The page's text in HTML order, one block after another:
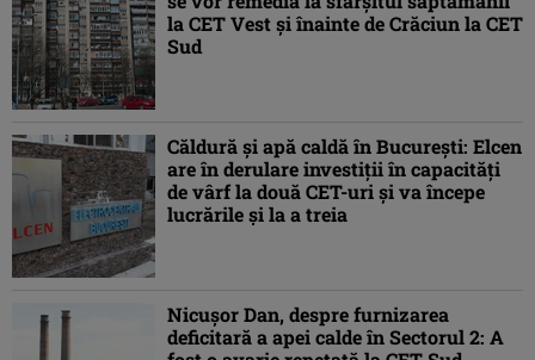
la CET Vest şi înainte de Crăciun la CET
Sud
Căldură și apă caldă în București: Elcen
are în derulare investiții în capacități
de vârf la două CET-uri și va începe
lucrările și la a treia
Nicuşor Dan, despre furnizarea
deficitară a apei calde în Sectorul 2: A